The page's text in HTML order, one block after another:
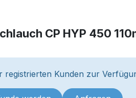
CP HYP 450
registrierten Kunden zur